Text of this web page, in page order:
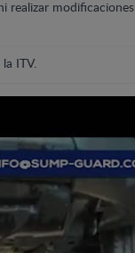
realizar modificaciones
ITV.